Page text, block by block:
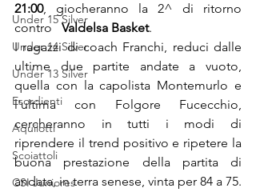
Under 15 Silver
Under 14 Silver
Under 13 Silver
Esordienti
Aquilotti
Scoiattoli
CSI Juniores
21:00, giocheranno la 2^ di ritorno
contro Valdelsa Basket.
I ragazzi di coach Franchi, reduci dalle
ultime due partite andate a vuoto,
quella con la capolista Montemurlo e
l'ultima con Folgore Fucecchio,
cercheranno in tutti i modi di
riprendere il trend positivo e ripetere la
buona prestazione della partita di
andata, in terra senese, vinta per 84 a 75.